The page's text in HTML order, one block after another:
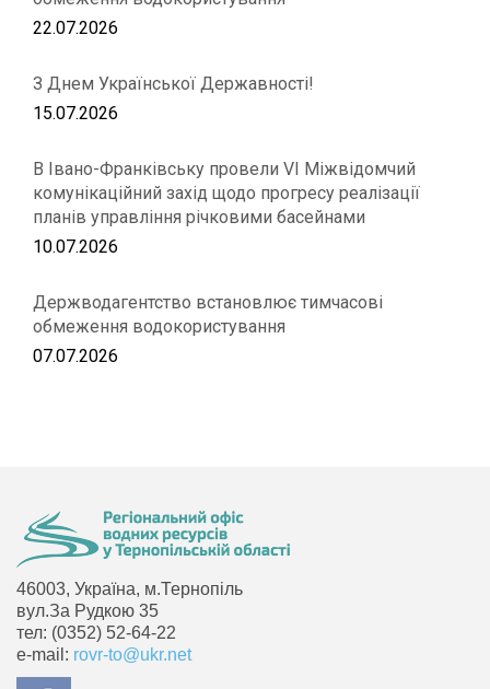
22.07.2026
З Днем Української Державності!
15.07.2026
В Івано-Франківську провели VІ Міжвідомчий
комунікаційний захід щодо прогресу реалізації
планів управління річковими басейнами
10.07.2026
Держводагентство встановлює тимчасові
обмеження водокористування
07.07.2026
46003, Україна, м.Тернопіль
вул.За Рудкою 35
тел: (0352) 52-64-22
e-mail: rovr-to@ukr.net